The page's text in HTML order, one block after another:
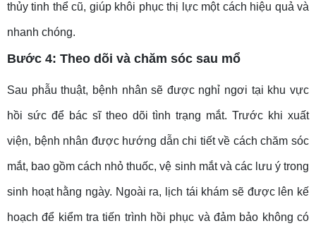
thủy tinh thể cũ, giúp khôi phục thị lực một cách hiệu quả và
nhanh chóng.
Bước 4: Theo dõi và chăm sóc sau mổ
Sau phẫu thuật, bệnh nhân sẽ được nghỉ ngơi tại khu vực
hồi sức để bác sĩ theo dõi tình trạng mắt. Trước khi xuất
viện, bệnh nhân được hướng dẫn chi tiết về cách chăm sóc
mắt, bao gồm cách nhỏ thuốc, vệ sinh mắt và các lưu ý trong
sinh hoạt hằng ngày. Ngoài ra, lịch tái khám sẽ được lên kế
hoạch để kiểm tra tiến trình hồi phục và đảm bảo không có